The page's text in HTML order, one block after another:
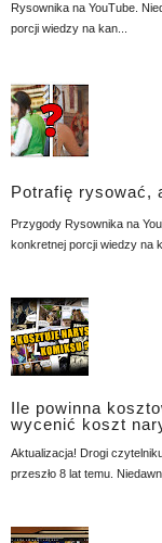
Rysownika na YouTube.
porcji wiedzy na kan...
Potrafię rysować,
Przygody Rysownika na
konkretnej porcji wiedzy na
Ile powinna
wycenić koszt
Aktualizacja! Drogi
przeszło 8 lat temu.